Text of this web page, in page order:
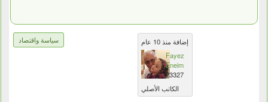
سياسة واقتصاد
إضافة منذ 10 عام
Fayez
Eneim
23327
الكاتب الأصلي